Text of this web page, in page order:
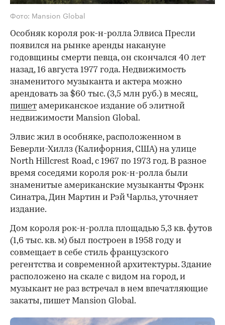
Фото: Mansion Global
Особняк короля рок-н-ролла Элвиса Пресли
появился на рынке аренды накануне
годовщины смерти певца, он скончался 40 лет
назад, 16 августа 1977 года. Недвижимость
знаменитого музыканта и актера можно
арендовать за $60 тыс. (3,5 млн руб.) в месяц,
пишет американское издание об элитной
недвижимости Mansion Global.
Элвис жил в особняке, расположенном в
Беверли-Хиллз (Калифорния, США) на улице
North Hillcrest Road, с 1967 по 1973 год. В разное
время соседями короля рок-н-ролла были
знаменитые американские музыканты Фрэнк
Синатра, Дин Мартин и Рэй Чарльз, уточняет
издание.
Дом короля рок-н-ролла площадью 5,3 кв. футов
(1,6 тыс. кв. м) был построен в 1958 году и
совмещает в себе стиль французского
регентства и современной архитектуры. Здание
расположено на скале с видом на город, и
музыкант не раз встречал в нем впечатляющие
закаты, пишет Mansion Global.